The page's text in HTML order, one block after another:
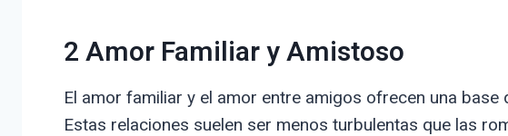
2 Amor Familiar y Amistoso
El amor familiar y el amor entre amigos ofrecen una
Estas relaciones suelen ser menos turbulentas que las